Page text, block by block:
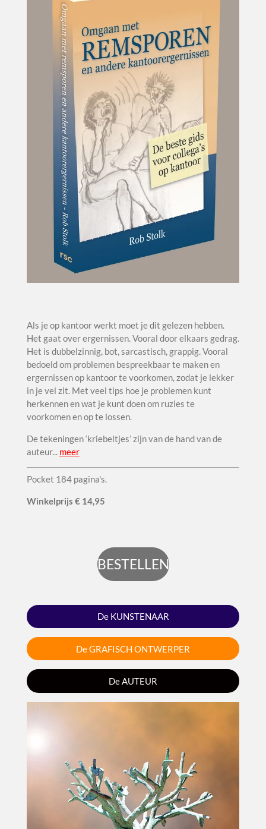
Als je op kantoor werkt moet je dit gelezen hebben.
Het gaat over ergernissen. Vooral door elkaars gedrag.
Het is dubbelzinnig, bot, sarcastisch, grappig. Vooral
bedoeld om problemen bespreekbaar te maken en
ergernissen op kantoor te voorkomen, zodat je lekker
in je vel zit. Met veel tips hoe je problemen kunt
herkennen en wat je kunt doen om ruzies te
voorkomen en op te lossen.
De tekeningen ‘kriebeltjes’ zijn van de hand van de
auteur... meer
Pocket 184 pagina's.
Winkelprijs € 14,95
BESTELLEN
De KUNSTENAAR
De GRAFISCH ONTWERPER
De AUTEUR